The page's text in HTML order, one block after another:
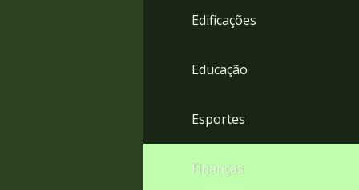
Edificações
Educação
Esportes
Finanças